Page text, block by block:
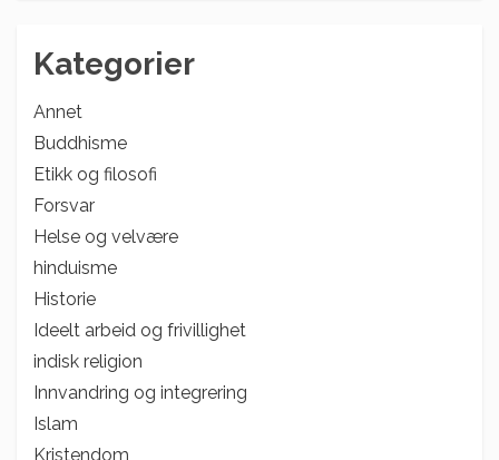
Kategorier
Annet
Buddhisme
Etikk og filosofi
Forsvar
Helse og velvære
hinduisme
Historie
Ideelt arbeid og frivillighet
indisk religion
Innvandring og integrering
Islam
Kristendom